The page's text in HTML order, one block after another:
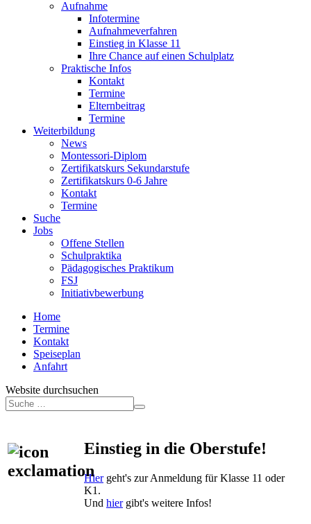
Aufnahme
Infotermine
Aufnahmeverfahren
Einstieg in Klasse 11
Ihre Chance auf einen Schulplatz
Praktische Infos
Kontakt
Termine
Elternbeitrag
Termine
Weiterbildung
News
Montessori-Diplom
Zertifikatskurs Sekundarstufe
Zertifikatskurs 0-6 Jahre
Kontakt
Termine
Suche
Jobs
Offene Stellen
Schulpraktika
Pädagogisches Praktikum
FSJ
Initiativbewerbung
Home
Termine
Kontakt
Speiseplan
Anfahrt
Website durchsuchen
Einstieg in die Oberstufe!
Hiergeht's zur Anmeldung für Klasse 11 oder
K1.
Und hiergibt's weitere Infos!